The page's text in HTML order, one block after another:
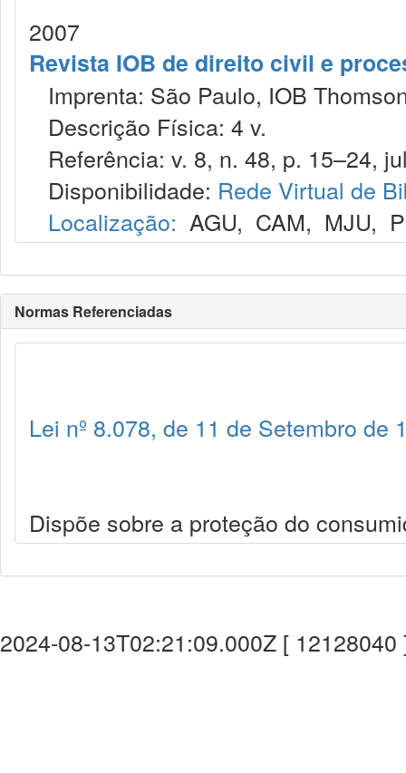
2007
Revista IOB de direito civil e
Imprenta: São Paulo, IOB
Descrição Física: 4 v.
Referência: v. 8, n. 48, p. 15–24,
Disponibilidade: Rede Virtual de
Localização: AGU, CAM, MJU,
Normas Referenciadas
Lei nº 8.078, de 11 de Setembro de
Dispõe sobre a proteção do
2024-08-13T02:21:09.000Z [ 12128040